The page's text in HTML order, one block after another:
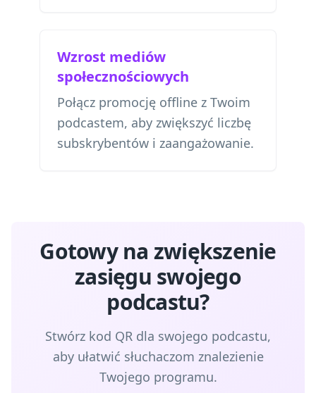
Wzrost mediów
społecznościowych
Połącz promocję offline z Twoim
podcastem, aby zwiększyć liczbę
subskrybentów i zaangażowanie.
Gotowy na zwiększenie
zasięgu swojego
podcastu?
Stwórz kod QR dla swojego podcastu,
aby ułatwić słuchaczom znalezienie
Twojego programu.